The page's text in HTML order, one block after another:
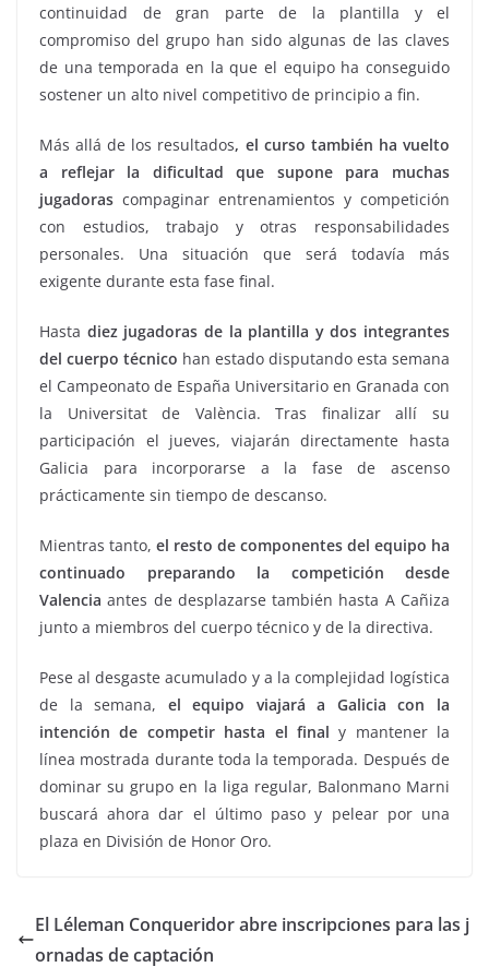
continuidad de gran parte de la plantilla y el
compromiso del grupo han sido algunas de las claves
de una temporada en la que el equipo ha conseguido
sostener un alto nivel competitivo de principio a fin.
Más allá de los resultados, el curso también ha vuelto
a reflejar la dificultad que supone para muchas
jugadoras compaginar entrenamientos y competición
con estudios, trabajo y otras responsabilidades
personales. Una situación que será todavía más
exigente durante esta fase final.
Hasta diez jugadoras de la plantilla y dos integrantes
del cuerpo técnico han estado disputando esta semana
el Campeonato de España Universitario en Granada con
la Universitat de València. Tras finalizar allí su
participación el jueves, viajarán directamente hasta
Galicia para incorporarse a la fase de ascenso
prácticamente sin tiempo de descanso.
Mientras tanto, el resto de componentes del equipo ha
continuado preparando la competición desde
Valenciaantes de desplazarse también hasta A Cañiza
junto a miembros del cuerpo técnico y de la directiva.
Pese al desgaste acumulado y a la complejidad logística
de la semana, el equipo viajará a Galicia con la
intención de competir hasta el finaly mantener la
línea mostrada durante toda la temporada. Después de
dominar su grupo en la liga regular, Balonmano Marni
buscará ahora dar el último paso y pelear por una
plaza en División de Honor Oro.
El Léleman Conqueridor abre inscripciones para las j
ornadas de captación